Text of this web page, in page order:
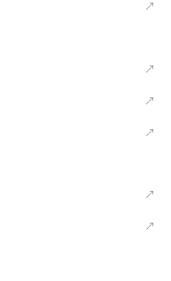
↗
↗
↗
↗
↗
↗